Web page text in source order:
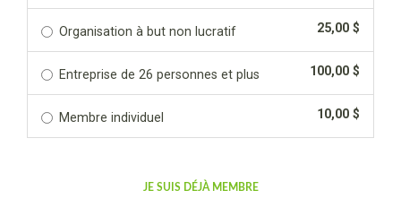
25,00 $
Organisation à but non lucratif
100,00 $
Entreprise de 26 personnes et plus
10,00 $
Membre individuel
JE SUIS DÉJÀ MEMBRE